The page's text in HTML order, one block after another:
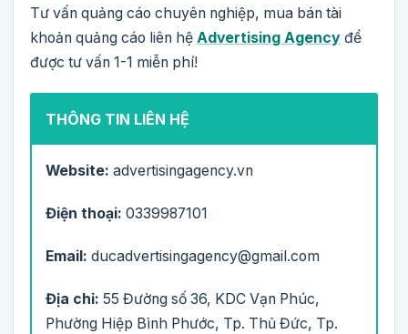
Tư vấn quảng cáo chuyên nghiệp, mua bán tài
khoản quảng cáo liên hệ Advertising Agency để
được tư vấn 1-1 miễn phí!
THÔNG TIN LIÊN HỆ
Website: advertisingagency.vn
Điện thoại: 0339987101
Email: ducadvertisingagency@gmail.com
Địa chỉ: 55 Đường số 36, KDC Vạn Phúc,
Phường Hiệp Bình Phước, Tp. Thủ Đức, Tp.